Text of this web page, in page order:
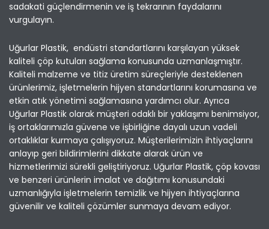
sadakati güçlendirmenin ve iş tekrarının faydalarını
vurgulayın.
Uğurlar Plastik, endüstri standartlarını karşılayan yüksek
kaliteli çöp kutuları sağlama konusunda uzmanlaşmıştır.
Kaliteli malzeme ve titiz üretim süreçleriyle desteklenen
ürünlerimiz, işletmelerin hijyen standartlarını korumasına ve
etkin atık yönetimi sağlamasına yardımcı olur. Ayrıca
Uğurlar Plastik olarak müşteri odaklı bir yaklaşımı benimsiyor,
iş ortaklarımızla güvene ve işbirliğine dayalı uzun vadeli
ortaklıklar kurmaya çalışıyoruz. Müşterilerimizin ihtiyaçlarını
anlayıp geri bildirimlerini dikkate alarak ürün ve
hizmetlerimizi sürekli geliştiriyoruz. Uğurlar Plastik, çöp kovası
ve benzeri ürünlerin imalat ve dağıtımı konusundaki
uzmanlığıyla işletmelerin temizlik ve hijyen ihtiyaçlarına
güvenilir ve kaliteli çözümler sunmaya devam ediyor.